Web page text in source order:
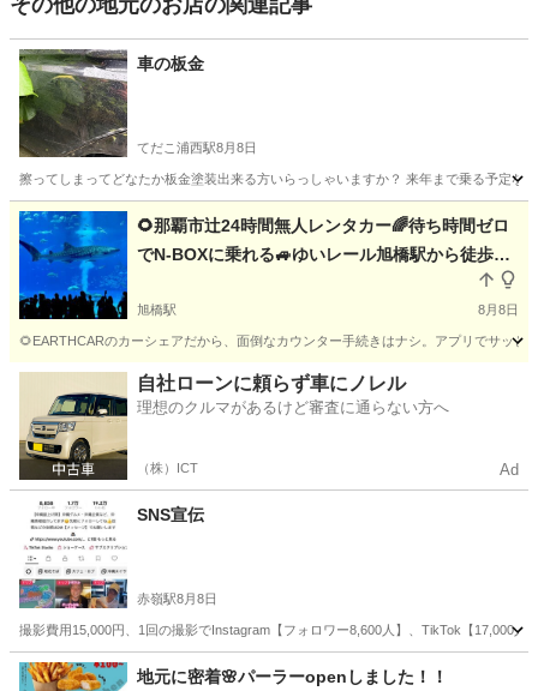
その他の地元のお店の関連記事
車の板金
てだこ浦西駅8月8日
擦ってしまってどなたか板金塗装出来る方いらっしゃいますか？ 来年まで乗る予定な
沖縄 宜野湾市 てだこ浦西駅 その他 板金
🌻那覇市辻24時間無人レンタカー🌈待ち時間ゼロ
でN-BOXに乗れる🚙ゆいレール旭橋駅から徒歩13
分🚝波の上ビーチ至近🌊ホンダN-BOXのカーシェ
ア、レンタカー🎵
旭橋駅 8月8日
🌻EARTHCARのカーシェアだから、面倒なカウンター手続きはナシ。アプリでサッ
旭橋駅 その他 天井
自社ローンに頼らず車にノレル
理想のクルマがあるけど審査に通らない方へ
（株）ICT Ad
SNS宣伝
赤嶺駅8月8日
撮影費用15,000円、1回の撮影でInstagram【フォロワー8,600人】、TikTok【17,000
沖縄 豊見城市 赤嶺駅 その他 YouTube
地元に密着🌸パーラーopenしました！！